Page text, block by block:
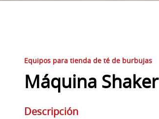
Equipos para tienda de té de burbujas
Máquina Shaker
Descripción